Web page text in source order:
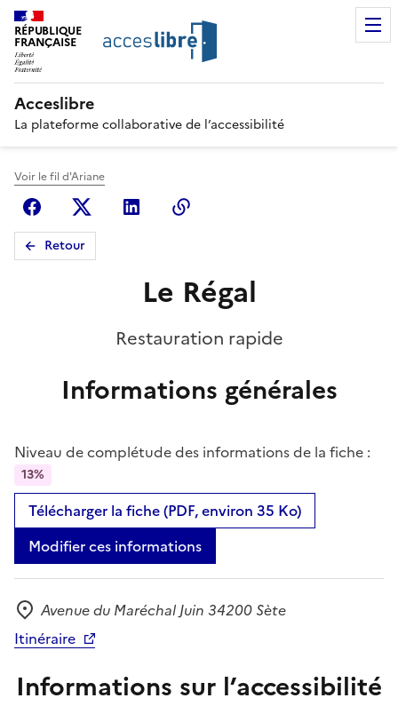
RÉPUBLIQUE
FRANÇAISE
Acceslibre
La plateforme collaborative de l’accessibilité
Voir le fil d'Ariane
FacebookX (anciennement Twitter)
Linkedin
Retour
Le Régal
Restauration rapide
Informations générales
Niveau de complétude des informations de la fiche :
13%
Télécharger la fiche (PDF, environ 35 Ko)
Modifier ces informations
Adresse
Avenue du Maréchal Juin 34200 Sète
Itinéraire
Informations sur l’accessibilité